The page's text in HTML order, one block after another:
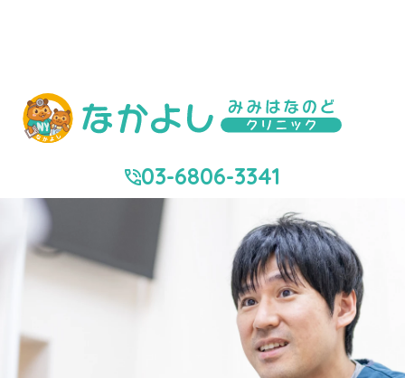
足立区梅田｜なかよしみみはな
のどクリニック｜耳鼻咽喉科
足立区梅田の耳鼻咽喉科、小児耳鼻咽喉科​ オンライン診療対応​
東武スカイツリーライン「梅島」駅より徒歩12分、
03-6806-3341